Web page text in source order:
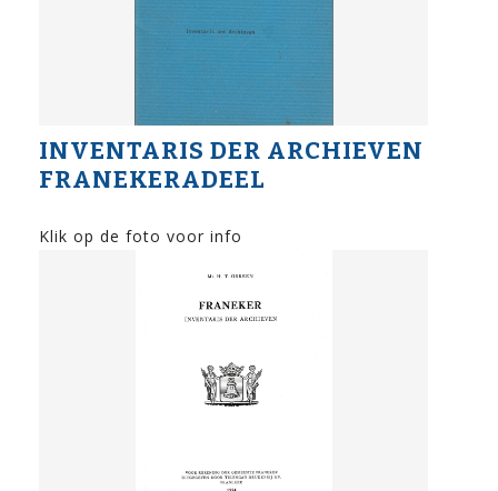
INVENTARIS DER ARCHIEVEN
FRANEKERADEEL
Klik op de foto voor info